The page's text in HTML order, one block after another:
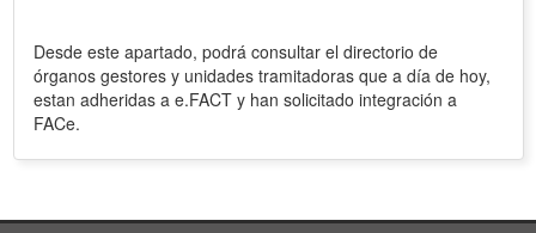
Desde este apartado, podrá consultar el directorio de
órganos gestores y unidades tramitadoras que a día de hoy,
estan adheridas a e.FACT y han solicitado integración a
FACe.